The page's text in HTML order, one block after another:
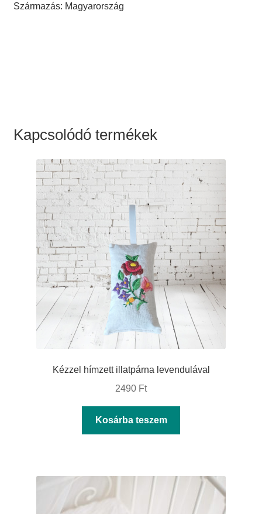
Származás: Magyarország
Kapcsolódó termékek
Kézzel hímzett illatpárna levendulával
2490 Ft
Kosárba teszem